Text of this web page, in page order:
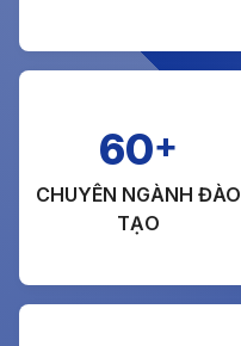
60+
CHUYÊN NGÀNH ĐÀO
TẠO